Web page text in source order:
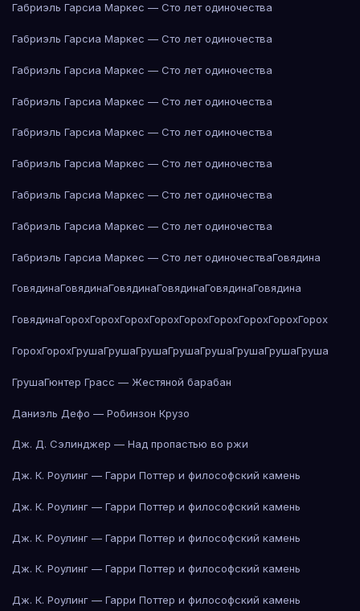
Габриэль Гарсиа Маркес — Сто лет одиночества
Габриэль Гарсиа Маркес — Сто лет одиночества
Габриэль Гарсиа Маркес — Сто лет одиночества
Габриэль Гарсиа Маркес — Сто лет одиночества
Габриэль Гарсиа Маркес — Сто лет одиночества
Габриэль Гарсиа Маркес — Сто лет одиночества
Габриэль Гарсиа Маркес — Сто лет одиночества
Габриэль Гарсиа Маркес — Сто лет одиночества
Габриэль Гарсиа Маркес — Сто лет одиночестваГовядина
ГовядинаГовядинаГовядинаГовядинаГовядинаГовядина
ГовядинаГорохГорохГорохГорохГорохГорохГорохГорохГорох
ГорохГорохГрушаГрушаГрушаГрушаГрушаГрушаГрушаГруша
ГрушаГюнтер Грасс — Жестяной барабан
Даниэль Дефо — Робинзон Крузо
Дж. Д. Сэлинджер — Над пропастью во ржи
Дж. К. Роулинг — Гарри Поттер и философский камень
Дж. К. Роулинг — Гарри Поттер и философский камень
Дж. К. Роулинг — Гарри Поттер и философский камень
Дж. К. Роулинг — Гарри Поттер и философский камень
Дж. К. Роулинг — Гарри Поттер и философский камень